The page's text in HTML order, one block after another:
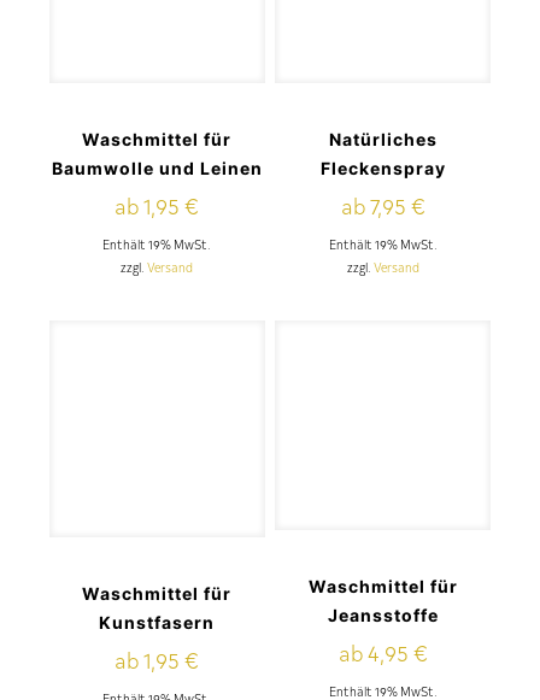
Waschmittel für
Baumwolle und Leinen
ab1,95€
Enthält 19% MwSt.
zzgl.Versand
Natürliches
Fleckenspray
ab7,95 €
Enthält 19% MwSt.
zzgl. Versand
Waschmittel für
Kunstfasern
ab1,95€
Waschmittel für
Jeansstoffe
ab4,95 €
Enthält 19% MwSt.